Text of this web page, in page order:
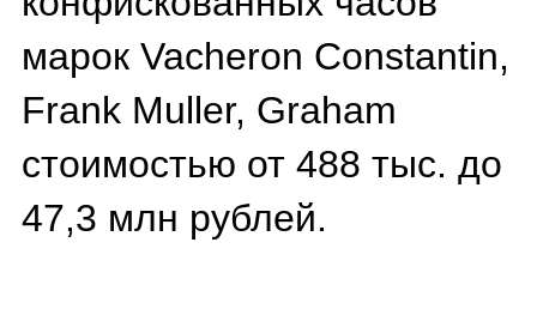
торгов сэкономили в
среднем на 35%. Однако у
этого есть и обратная
сторона. Во-первых,
сомнительное
происхождение — история
часов может быть